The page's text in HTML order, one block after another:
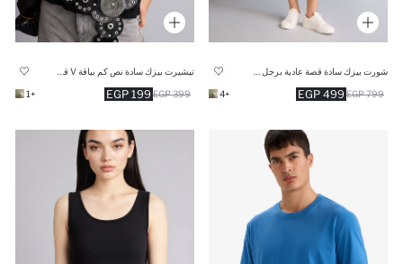
499 EGP 799 EGP
+4
199 EGP 399 EGP
+1